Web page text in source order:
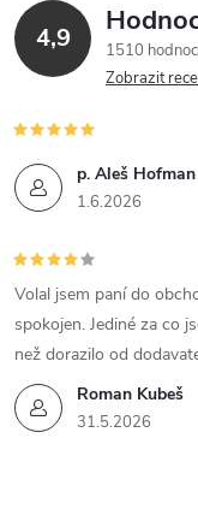
4,9
1510
Zobrazit
p. Aleš Hofman
1.6.2026
Roman Kubeš
31.5.2026
Volal jsem paní do
spokojen. Jediné za co
než dorazilo od